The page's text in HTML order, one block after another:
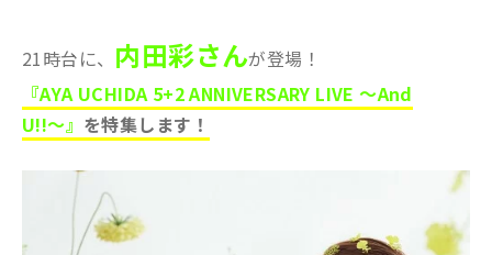
21時台に、 内田彩さんが登場！
『AYA UCHIDA 5+2 ANNIVERSARY LIVE 〜And
U!!〜』 を特集します！